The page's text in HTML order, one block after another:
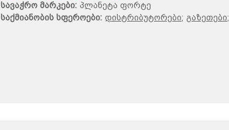
სავაჭრო მარკები: პლანეტა ფორტე
საქმიანობის სფეროები: დისტრიბუტორები; გაზეთები;